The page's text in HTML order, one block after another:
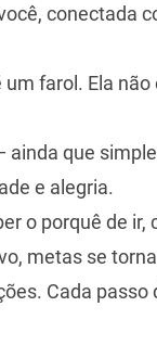
conectada
farol. Ela
ainda que
e alegria.
o porquê de ir,
metas se
Cada